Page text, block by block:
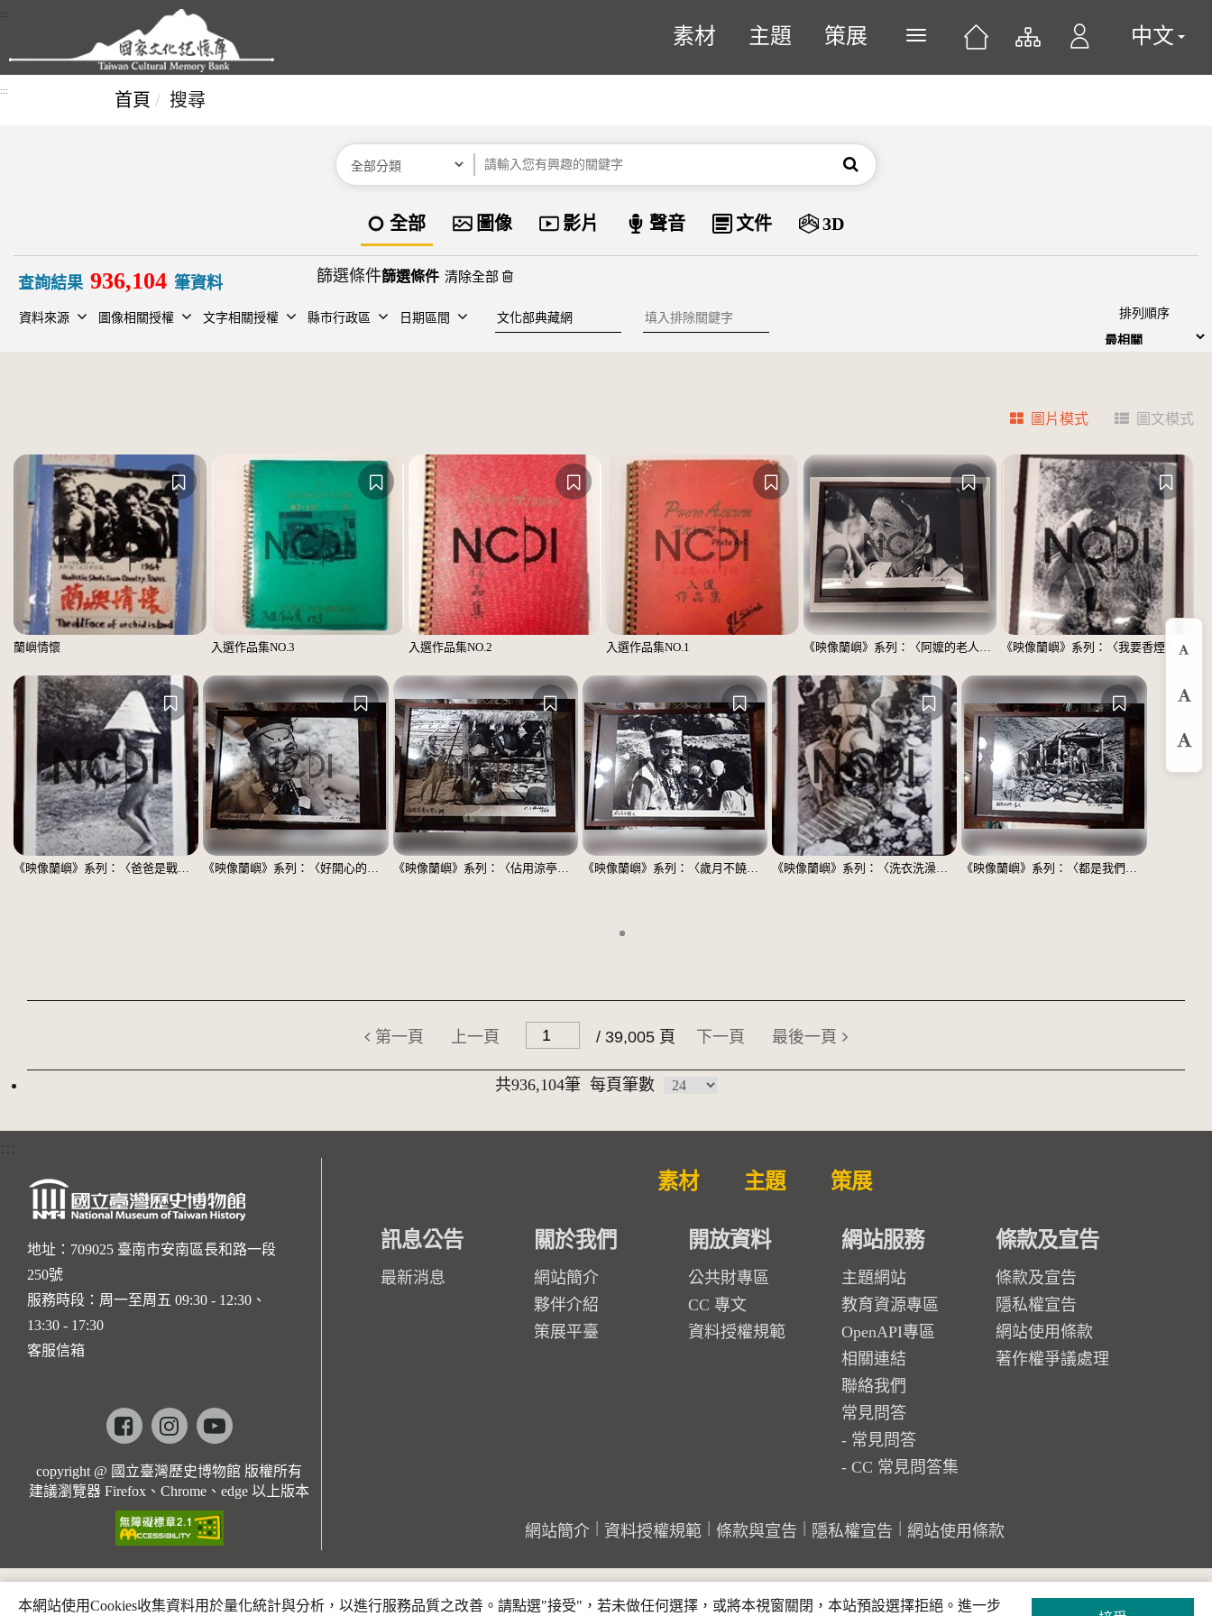
跳到主要內容區塊
:::
素材 主題 策展 展開或關閉主選單 中文
::: 首頁 搜尋
分類 關鍵字 搜尋
資料類型
全部 圖像 影片 聲音 文件 3D
查詢結果 936,104 筆資料 篩選條件 清除全部
資料來源 圖像相關授權 文字相關授權 縣市行政區 日期區間 建檔單位 排除關鍵字 排列順序
圖片模式 圖文模式
蘭嶼情懷 入選作品集NO.3 入選作品集NO.2 入選作品集NO.1 《映像蘭嶼》系列：〈阿嬤的老人斑〉 《映像蘭嶼》系列：〈我要香煙〉
《映像蘭嶼》系列：〈爸爸是戰士〉 《映像蘭嶼》系列：〈好開心的阿嬤〉 《映像蘭嶼》系列：〈佔用涼亭的男士們〉 《映像蘭嶼》系列：〈歲月不饒人〉 《映像蘭嶼》系列：〈洗衣洗澡、都在這裡〉 《映像蘭嶼》系列：〈都是我們一家人〉
第一頁 上一頁 / 39,005 頁 下一頁 最後一頁
共936,104筆 每頁筆數
放
:::
地址：709025 臺南市安南區長和路一段
250號
服務時段：周一至周五 09:30 - 12:30、
13:30 - 17:30
客服信箱
Facebookinstagramyoutube
copyright @ 國立臺灣歷史博物館 版權所有
建議瀏覽器 Firefox、Chrome、edge 以上版本
素材 主題 策展
訊息公告
最新消息
關於我們
網站簡介
夥伴介紹
策展平臺
開放資料
公共財專區
CC 專文
資料授權規範
網站服務
主題網站
教育資源專區
OpenAPI專區
相關連結
聯絡我們
常見問答
常見問答
CC 常見問答集
條款及宣告
條款及宣告
隱私權宣告
網站使用條款
著作權爭議處理
網站簡介 資料授權規範 條款與宣告 隱私權宣告 網站使用條款
本網站使用Cookies收集資料用於量化統計與分析，以進行服務品質之改善。請點選"接受"，若未做任何選擇，或將本視窗關閉，本站預設選擇拒絕。進一步